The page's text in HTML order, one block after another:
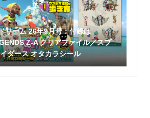
リーム 26年9月号：付録は
Z-A クリアファイル／スプ
ダース オタカラシール